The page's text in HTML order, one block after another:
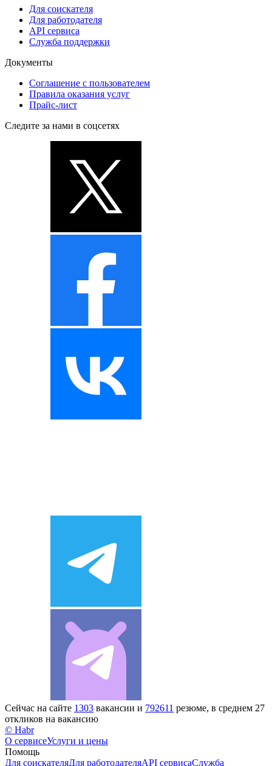
Для соискателя
Для работодателя
API сервиса
Служба поддержки
Документы
Соглашение с пользователем
Правила оказания услуг
Прайс-лист
Следите за нами в соцсетях
Сейчас на сайте 1303 вакансии и 792611 резюме, в среднем 27
откликов на вакансию
© Habr
О сервисеУслуги и цены
Помощь
Для соискателяДля работодателяAPI сервисаСлужба